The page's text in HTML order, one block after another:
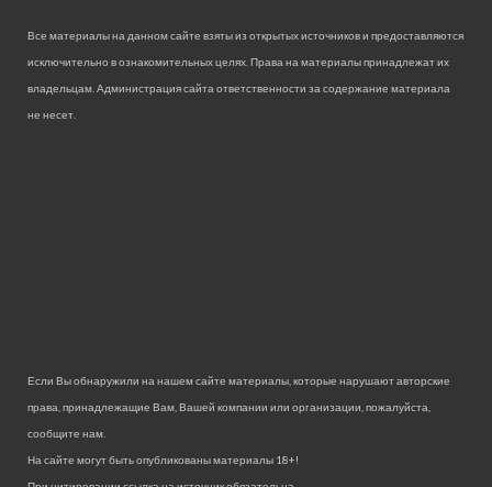
Все материалы на данном сайте взяты из открытых источников и предоставляются
исключительно в ознакомительных целях. Права на материалы принадлежат их
владельцам. Администрация сайта ответственности за содержание материала
не несет.
Если Вы обнаружили на нашем сайте материалы, которые нарушают авторские
права, принадлежащие Вам, Вашей компании или организации, пожалуйста,
сообщите нам.
На сайте могут быть опубликованы материалы 18+!